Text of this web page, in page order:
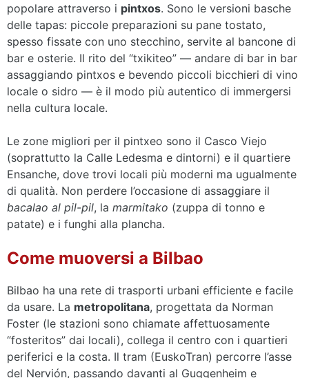
popolare attraverso i pintxos. Sono le versioni basche
delle tapas: piccole preparazioni su pane tostato,
spesso fissate con uno stecchino, servite al bancone di
bar e osterie. Il rito del “txikiteo” — andare di bar in bar
assaggiando pintxos e bevendo piccoli bicchieri di vino
locale o sidro — è il modo più autentico di immergersi
nella cultura locale.
Le zone migliori per il pintxeo sono il Casco Viejo
(soprattutto la Calle Ledesma e dintorni) e il quartiere
Ensanche, dove trovi locali più moderni ma ugualmente
di qualità. Non perdere l’occasione di assaggiare il
bacalao al pil-pil, la marmitako (zuppa di tonno e
patate) e i funghi alla plancha.
Come muoversi a Bilbao
Bilbao ha una rete di trasporti urbani efficiente e facile
da usare. La metropolitana, progettata da Norman
Foster (le stazioni sono chiamate affettuosamente
“fosteritos” dai locali), collega il centro con i quartieri
periferici e la costa. Il tram (EuskoTran) percorre l’asse
del Nervión, passando davanti al Guggenheim e